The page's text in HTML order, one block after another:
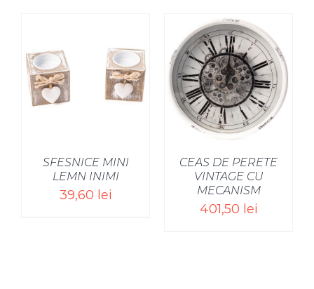
SFESNICE MINI
LEMN INIMI
39,60 lei
CEAS DE PERETE
VINTAGE CU
MECANISM
401,50 lei